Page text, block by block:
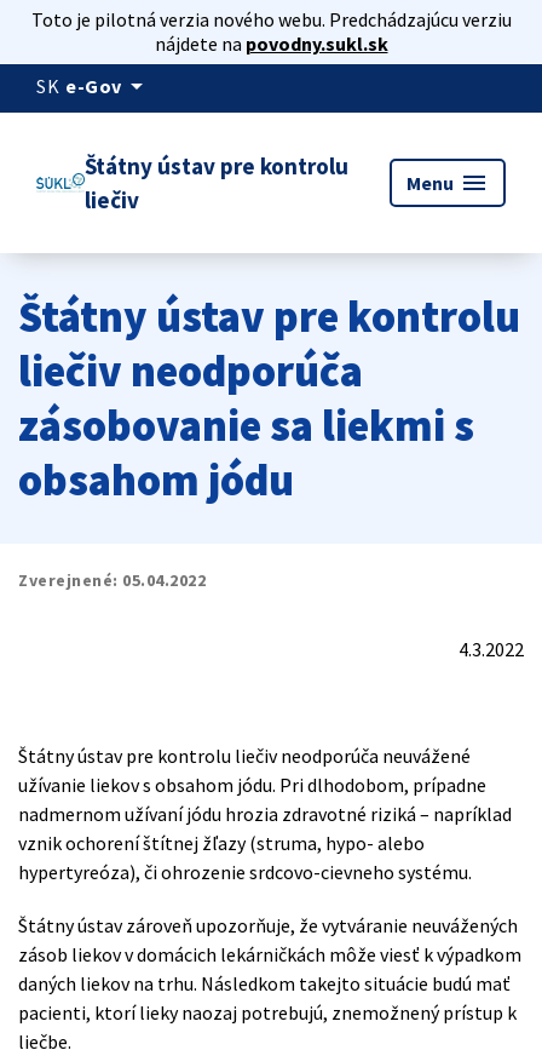
Toto je pilotná verzia nového webu. Predchádzajúcu verziu
nájdete na povodny.sukl.sk
SK e-Gov arrow_drop_down
Štátny ústav pre kontrolu
liečiv
Menu menu
Štátny ústav pre kontrolu
liečiv neodporúča
zásobovanie sa liekmi s
obsahom jódu
Zverejnené: 05.04.2022
4.3.2022
Štátny ústav pre kontrolu liečiv neodporúča neuvážené
užívanie liekov s obsahom jódu. Pri dlhodobom, prípadne
nadmernom užívaní jódu hrozia zdravotné riziká – napríklad
vznik ochorení štítnej žľazy (struma, hypo- alebo
hypertyreóza), či ohrozenie srdcovo-cievneho systému.
Štátny ústav zároveň upozorňuje, že vytváranie neuvážených
zásob liekov v domácich lekárničkách môže viesť k výpadkom
daných liekov na trhu. Následkom takejto situácie budú mať
pacienti, ktorí lieky naozaj potrebujú, znemožnený prístup k
liečbe.